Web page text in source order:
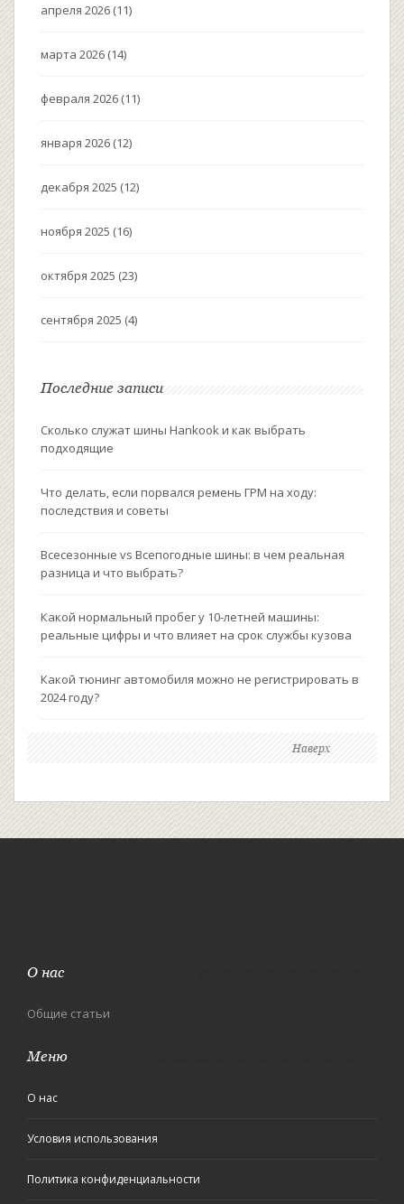
апреля 2026 (11)
марта 2026 (14)
февраля 2026 (11)
января 2026 (12)
декабря 2025 (12)
ноября 2025 (16)
октября 2025 (23)
сентября 2025 (4)
Последние записи
Сколько служат шины Hankook и как выбрать
подходящие
Что делать, если порвался ремень ГРМ на ходу:
последствия и советы
Всесезонные vs Всепогодные шины: в чем реальная
разница и что выбрать?
Какой нормальный пробег у 10-летней машины:
реальные цифры и что влияет на срок службы кузова
Какой тюнинг автомобиля можно не регистрировать в
2024 году?
Наверх
О нас
Общие статьи
Меню
О нас
Условия использования
Политика конфиденциальности